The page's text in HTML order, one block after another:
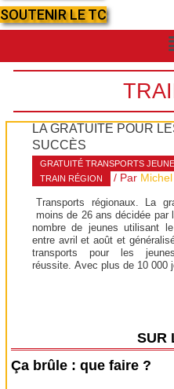
SOUTENIR LE TC
LA GRATUITÉ POUR
SUCCÈS
GRATUITÉ TRANSPORTS
TRAIN RÉGION / Par
Transports régionaux. La
moins de 26 ans décidée par
nombre de jeunes utilisant
entre avril et août et
transports pour les
réussite. Avec plus de 10 000
SUR
Ça brûle : que faire ?